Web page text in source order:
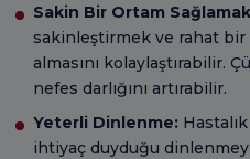
Sakin Bir Ortam
sakinleştirmek ve rahat bir
almasını kolaylaştırabilir.
nefes darlığını artırabilir.
Yeterli Dinlenme:
ihtiyaç duyduğu